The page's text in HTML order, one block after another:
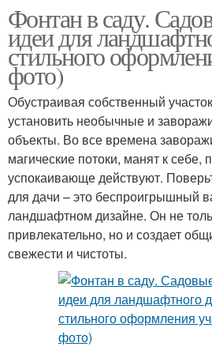
Самодельный фонтан
Фонтаны для участка
Фонтан для пруда
Фонтан в саду.
идеи для
стильного
фото)
Обустраивая собственный
установить необычные и
объекты. Во все времена
магические потоки, манят к себе,
успокаивающе действуют.
для дачи – это беспроигрышный
ландшафтном дизайне. Он не
привлекательно, но и создает
свежести и чистоты.